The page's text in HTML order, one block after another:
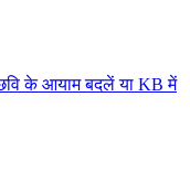
के आयाम बदलें या KB में